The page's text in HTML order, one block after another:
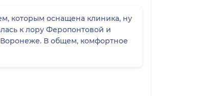
которым оснащена клиника, ну
к лору Феропонтовой и